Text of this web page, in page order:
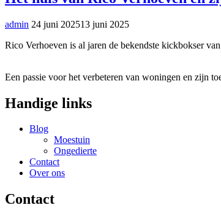
admin 24 juni 202513 juni 2025
Rico Verhoeven is al jaren de bekendste kickbokser
Een passie voor het verbeteren van woningen en zijn
Handige links
Blog
Moestuin
Ongedierte
Contact
Over ons
Contact